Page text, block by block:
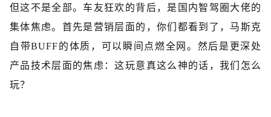
但这不是全部。车友狂欢的背后，是国内智驾圈大佬的
集体焦虑。首先是营销层面的，你们都看到了，马斯克
自带BUFF的体质，可以瞬间点燃全网。然后是更深处
产品技术层面的焦虑：这玩意真这么神的话，我们怎么
玩？